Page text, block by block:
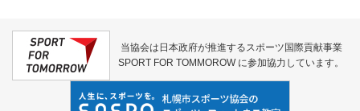
当協会は日本政府が推進するスポーツ国際貢献事業
SPORT FOR TOMMOROW に参加協力しています。